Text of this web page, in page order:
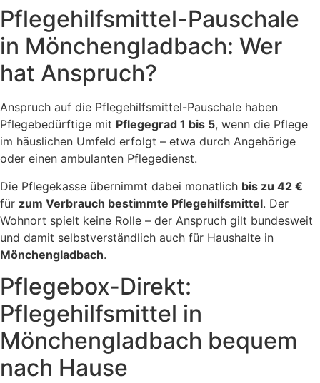
Pflegehilfsmittel-Pauschale
in Mönchengladbach: Wer
hat Anspruch?
Anspruch auf die Pflegehilfsmittel-Pauschale haben
Pflegebedürftige mit Pflegegrad 1 bis 5, wenn die Pflege
im häuslichen Umfeld erfolgt – etwa durch Angehörige
oder einen ambulanten Pflegedienst.
Die Pflegekasse übernimmt dabei monatlich bis zu 42 €
für zum Verbrauch bestimmte Pflegehilfsmittel. Der
Wohnort spielt keine Rolle – der Anspruch gilt bundesweit
und damit selbstverständlich auch für Haushalte in
Mönchengladbach.
Pflegebox-Direkt:
Pflegehilfsmittel in
Mönchengladbach bequem
nach Hause